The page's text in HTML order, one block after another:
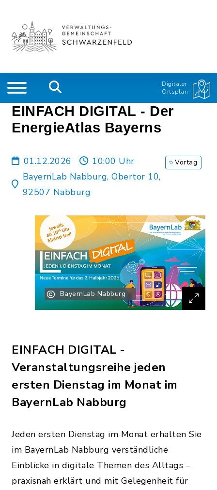
Digitaler
Ortsplan
EINFACH DIGITAL - Der
EnergieAtlas Bayerns
01.12.2026
10:00 Uhr
BayernLab Nabburg, Obertor 10,
92507 Nabburg
Vortag
BayernLab Nabburg
EINFACH DIGITAL -
Veranstaltungsreihe jeden
ersten Dienstag im Monat im
BayernLab Nabburg
Jeden ersten Dienstag im Monat erhalten Sie
im BayernLab Nabburg verständliche
Einblicke in digitale Themen des Alltags –
praxisnah erklärt und mit Gelegenheit für